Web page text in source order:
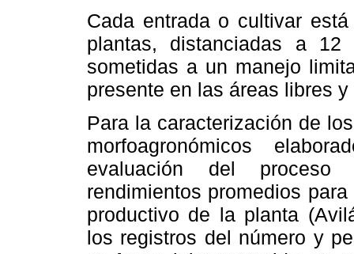
Cada entrada o cultivar
plantas, distanciadas a
sometidas a un manejo
presente en las áreas libres
Para la caracterización de
morfoagronómicos
evaluación del proceso
rendimientos promedios
productivo de la planta
los registros del número y